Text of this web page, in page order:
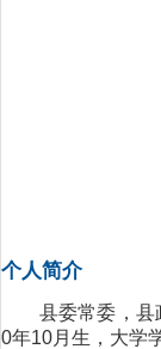
个人简介
县委常委，县
0年10月生，大学